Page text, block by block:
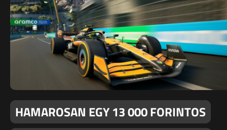
HAMAROSAN EGY 13 000 FORINTOS